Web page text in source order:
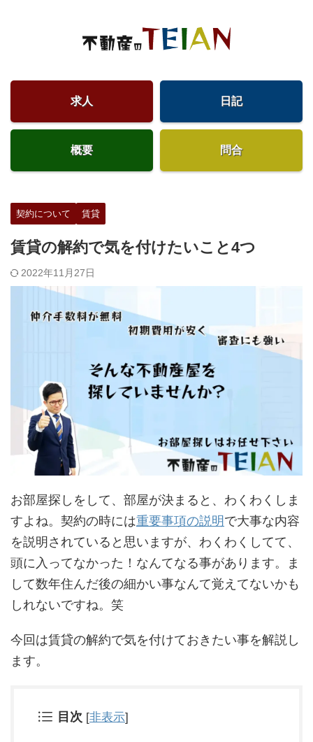
求人 日記
概要 問合
契約について 賃貸
賃貸の解約で気を付けたいこと4つ
2022年11月27日
お部屋探しをして、部屋が決まると、わくわくしま
すよね。契約の時には重要事項の説明 で大事な内容
を説明されていると思いますが、わくわくしてて、
頭に入ってなかった！なんてなる事があります。ま
して数年住んだ後の細かい事なんて覚えてないかも
しれないですね。笑
今回は賃貸の解約で気を付けておきたい事を解説し
ます。
目次 [非表示]